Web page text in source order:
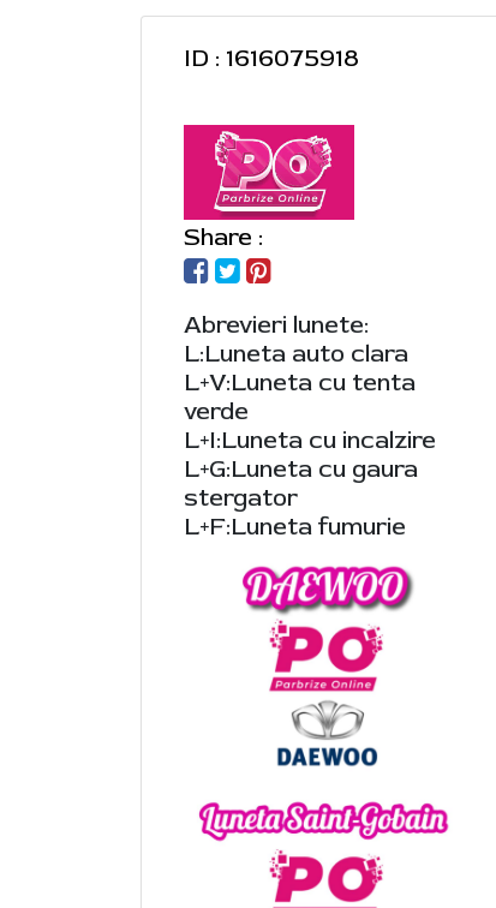
ID : 1616075918
Share :
Abrevieri lunete:
L:Luneta auto clara
L+V:Luneta cu tenta
verde
L+I:Luneta cu incalzire
L+G:Luneta cu gaura
stergator
L+F:Luneta fumurie